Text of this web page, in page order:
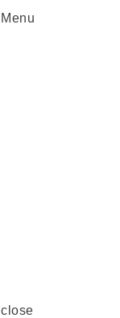
Menu
close